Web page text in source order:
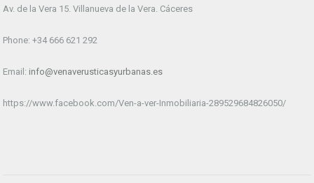
Av. de la Vera 15. Villanueva de la Vera. Cáceres
Phone: +34 666 621 292
Email: info@venaverusticasyurbanas.es
https://www.facebook.com/Ven-a-ver-Inmobiliaria-289529684826050/